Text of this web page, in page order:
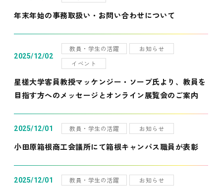
年末年始の事務取扱い・お問い合わせについて
2025/12/02
教員・学生の活躍
お知らせ
イベント
星槎大学客員教授マッケンジー・ソープ氏より、教員を
目指す方へのメッセージとオンライン展覧会のご案内
2025/12/01 教員・学生の活躍 お知らせ
小田原箱根商工会議所にて箱根キャンパス職員が表彰
2025/12/01 教員・学生の活躍 お知らせ